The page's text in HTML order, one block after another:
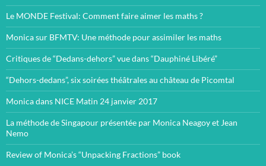
Le MONDE Festival: Comment faire aimer les maths ?
Monica sur BFMTV: Une méthode pour assimiler les maths
Critiques de “Dedans-dehors” vue dans “Dauphiné Libéré”
“Dehors-dedans”, six soirées théâtrales au château de Picomtal
Monica dans NICE Matin 24 janvier 2017
La méthode de Singapour présentée par Monica Neagoy et Jean
Nemo
Review of Monica’s “Unpacking Fractions” book